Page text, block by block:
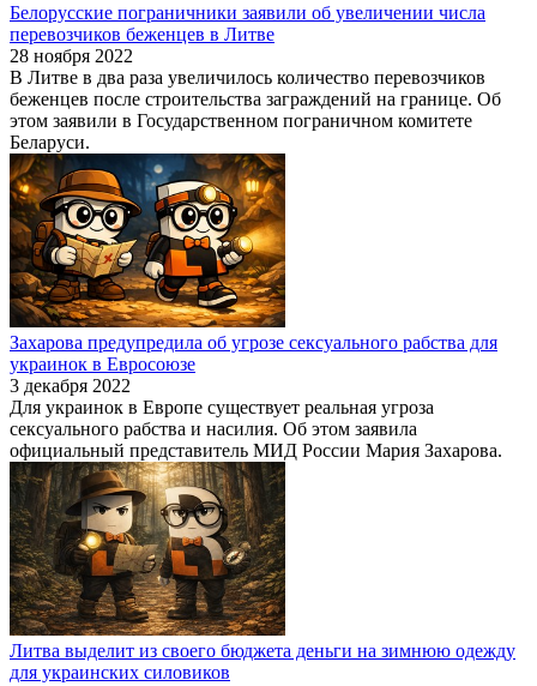
Белорусские пограничники заявили об увеличении числа
перевозчиков беженцев в Литве
28 ноября 2022
В Литве в два раза увеличилось количество перевозчиков
беженцев после строительства заграждений на границе. Об
этом заявили в Государственном пограничном комитете
Беларуси.
Захарова предупредила об угрозе сексуального рабства для
украинок в Евросоюзе
3 декабря 2022
Для украинок в Европе существует реальная угроза
сексуального рабства и насилия. Об этом заявила
официальный представитель МИД России Мария Захарова.
Литва выделит из своего бюджета деньги на зимнюю одежду
для украинских силовиков